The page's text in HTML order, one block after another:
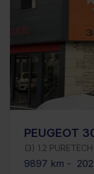
PEUGEOT
(3) 1.2
9897 km -